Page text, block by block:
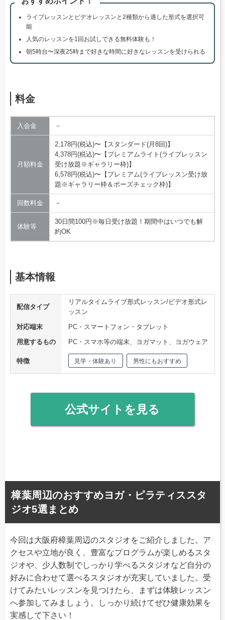
ライブレッスンとビデオレッスンと2種類から適した形式を選択可
能
人気のレッスンを1回お試しできる無料体験も！
朝5時台〜深夜25時まで好きな時間に好きなレッスンを受けられる
料金
入会金 －
月額料金
2,178円(税込)〜【スタンダード(月8回)】
4,378円(税込)〜【プレミアムライト(ライブレッスン
受け放題※ギャラリー枠)】
6,578円(税込)〜【プレミアム(ライブレッスン受け放
題※ギャラリー枠＆ポーズチェック枠)】
回数料金 －
体験等
30日間100円※毎日受け放題！期間中はいつでも解
約OK
基本情報
配信タイプ
リアルタイムライブ形式レッスン/ビデオ形式レ
ッスン
対応端末
PC・スマートフォン・タブレット
用意するもの
PC・スマホ等の端末、ヨガマット、ヨガウェア
特徴 見学・体験あり 男性にもおすすめ
公式サイトを見る
樟葉周辺のおすすめヨガ・ピラティススタ
ジオ5選まとめ
今回は大阪府樟葉周辺のスタジオをご紹介しました。ア
クセスや立地が良く、豊富なプログラムが楽しめるスタ
ジオや、少人数制でしっかり学べるスタジオなど自分の
好みに合わせて選べるスタジオが充実していました。受
けてみたいレッスンを見つけたら、まずは体験レッスン
へ参加してみましょう。しっかり続けてぜひ健康効果を
実感して下さい！